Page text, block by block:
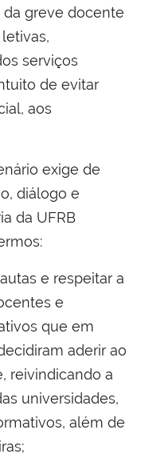
greve docente
serviços
de evitar
aos
exige de
diálogo e
da UFRB
e respeitar a
e
que em
aderir ao
reivindicando a
universidades,
além de